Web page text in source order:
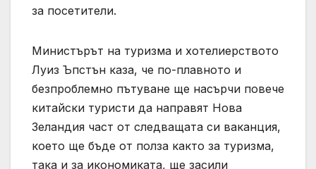
за посетители.
Министърът на туризма и хотелиерството
Луиз Ъпстън каза, че по-плавното и
безпроблемно пътуване ще насърчи повече
китайски туристи да направят Нова
Зеландия част от следващата си ваканция,
което ще бъде от полза както за туризма,
така и за икономиката, ще засили